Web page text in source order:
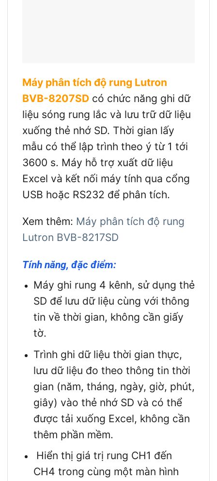
Máy phân tích độ rung Lutron
BVB-8207SD có chức năng ghi dữ
liệu sóng rung lắc và lưu trữ dữ liệu
xuống thẻ nhớ SD. Thời gian lấy
mẫu có thể lập trình theo ý từ 1 tới
3600 s. Máy hỗ trợ xuất dữ liệu
Excel và kết nối máy tính qua cổng
USB hoặc RS232 để phân tích.
Xem thêm: Máy phân tích độ rung
Lutron BVB-8217SD
Tính năng, đặc điểm:
Máy ghi rung 4 kênh, sử dụng thẻ
SD để lưu dữ liệu cùng với thông
tin về thời gian, không cần giấy
tờ.
Trình ghi dữ liệu thời gian thực,
lưu dữ liệu đo theo thông tin thời
gian (năm, tháng, ngày, giờ, phút,
giây) vào thẻ nhớ SD và có thể
được tải xuống Excel, không cần
thêm phần mềm.
Hiển thị giá trị rung CH1 đến
CH4 trong cùng một màn hình